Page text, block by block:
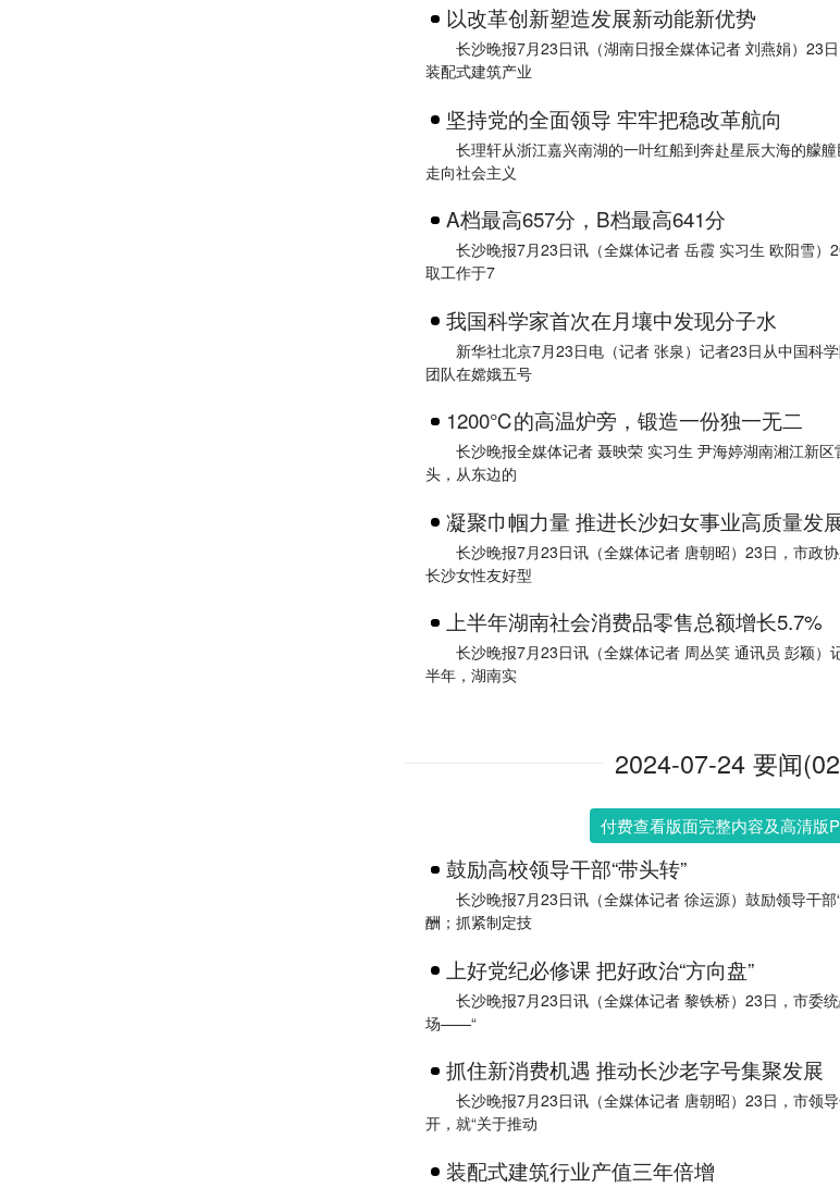
以改革创新塑造发展新动能新优势
长沙晚报7月23日讯（湖南日报全媒体记者 刘燕娟）23
装配式建筑产业
坚持党的全面领导 牢牢把稳改革航向
长理轩从浙江嘉兴南湖的一叶红船到奔赴星辰大海的艨
走向社会主义
A档最高657分，B档最高641分
长沙晚报7月23日讯（全媒体记者 岳霞 实习生 欧阳雪）
取工作于7
我国科学家首次在月壤中发现分子水
新华社北京7月23日电（记者 张泉）记者23日从中国科
团队在嫦娥五号
1200℃的高温炉旁，锻造一份独一无二
长沙晚报全媒体记者 聂映荣 实习生 尹海婷湖南湘江新
头，从东边的
凝聚巾帼力量 推进长沙妇女事业高质量发
长沙晚报7月23日讯（全媒体记者 唐朝昭）23日，市政
长沙女性友好型
上半年湖南社会消费品零售总额增长5.7%
长沙晚报7月23日讯（全媒体记者 周丛笑 通讯员 彭颖）
半年，湖南实
2024-07-24 要闻
付费查看版面完整内容及高清版
鼓励高校领导干部“带头转”
长沙晚报7月23日讯（全媒体记者 徐运源）鼓励领导干部
酬；抓紧制定技
上好党纪必修课 把好政治“方向盘”
长沙晚报7月23日讯（全媒体记者 黎铁桥）23日，市委
场——“
抓住新消费机遇 推动长沙老字号集聚发展
长沙晚报7月23日讯（全媒体记者 唐朝昭）23日，市领
开，就“关于推动
装配式建筑行业产值三年倍增